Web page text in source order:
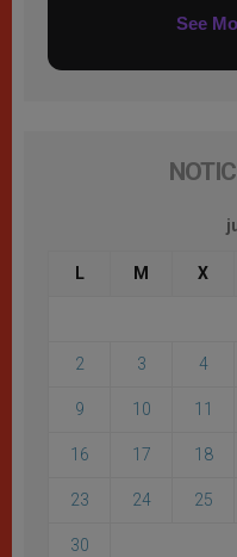
L M X
2 3 4
9 10 11
16 17 18
23 24 25
30